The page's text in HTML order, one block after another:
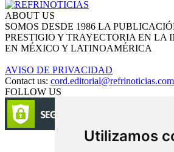
Utilizamos
ABOUT US
SOMOS DESDE 1986 LA
PRESTIGIO Y TRAYECTORIA EN LA
EN MÉXICO Y LATINOAMÉRICA
AVISO DE PRIVACIDAD
Contact us: cord.editorial@refrinoticias.com
FOLLOW US